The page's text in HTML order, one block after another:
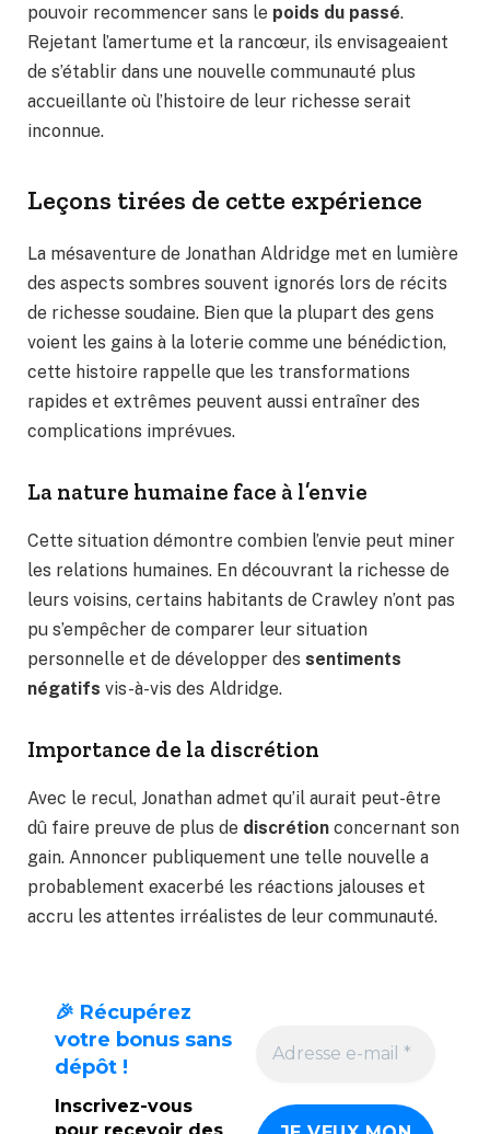
pouvoir recommencer sans le poids du passé.
Rejetant l’amertume et la rancœur, ils envisageaient
de s’établir dans une nouvelle communauté plus
accueillante où l’histoire de leur richesse serait
inconnue.
Leçons tirées de cette expérience
La mésaventure de Jonathan Aldridge met en lumière
des aspects sombres souvent ignorés lors de récits
de richesse soudaine. Bien que la plupart des gens
voient les gains à la loterie comme une bénédiction,
cette histoire rappelle que les transformations
rapides et extrêmes peuvent aussi entraîner des
complications imprévues.
La nature humaine face à l’envie
Cette situation démontre combien l’envie peut miner
les relations humaines. En découvrant la richesse de
leurs voisins, certains habitants de Crawley n’ont pas
pu s’empêcher de comparer leur situation
personnelle et de développer des sentiments
négatifs vis-à-vis des Aldridge.
Importance de la discrétion
Avec le recul, Jonathan admet qu’il aurait peut-être
dû faire preuve de plus de discrétion concernant son
gain. Annoncer publiquement une telle nouvelle a
probablement exacerbé les réactions jalouses et
accru les attentes irréalistes de leur communauté.
🎉 Récupérez
votre bonus sans
dépôt !
Inscrivez-vous